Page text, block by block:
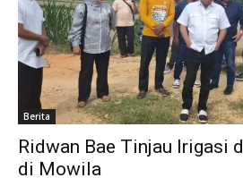
Berita
Ridwan Bae Tinjau Irigasi
di Mowila